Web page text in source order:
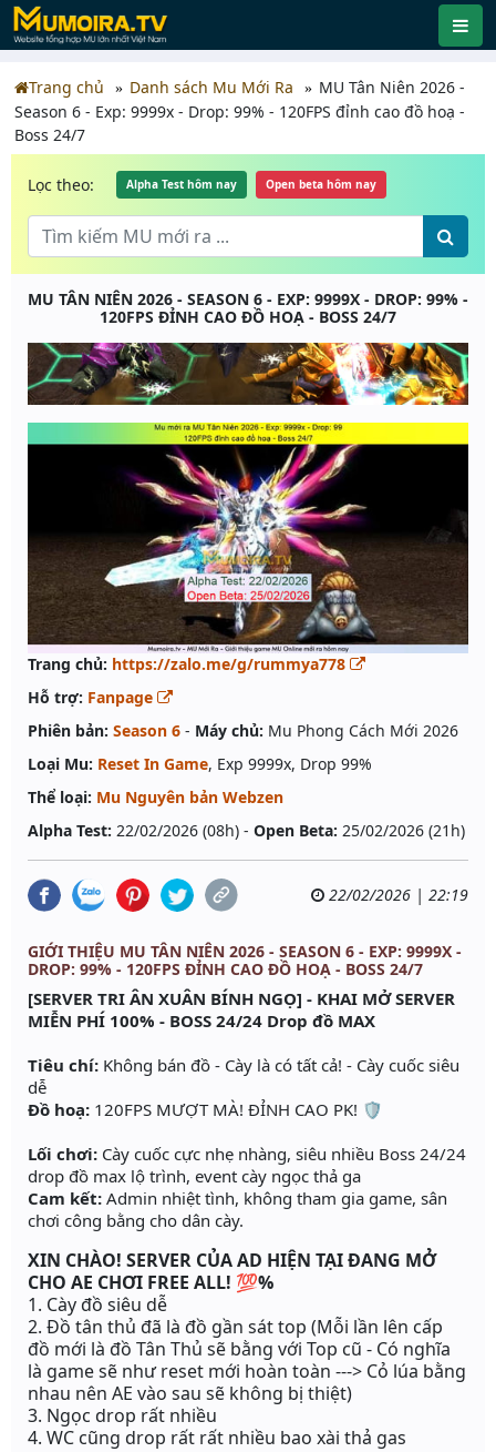
Trang chủ Danh sách Mu Mới Ra
MU Tân Niên 2026 -
Season 6 - Exp: 9999x - Drop: 99% - 120FPS đỉnh cao đồ hoạ -
Boss 24/7
Lọc theo: Alpha Test hôm nay Open beta hôm nay
MU TÂN NIÊN 2026 - SEASON 6 - EXP: 9999X - DROP: 99% -
120FPS ĐỈNH CAO ĐỒ HOẠ - BOSS 24/7
Trang chủ: https://zalo.me/g/rummya778
Hỗ trợ: Fanpage
Phiên bản: Season 6 - Máy chủ: Mu Phong Cách Mới 2026
Loại Mu: Reset In Game, Exp 9999x, Drop 99%
Thể loại: Mu Nguyên bản Webzen
Alpha Test: 22/02/2026 (08h) - Open Beta: 25/02/2026 (21h)
22/02/2026 | 22:19
GIỚI THIỆU MU TÂN NIÊN 2026 - SEASON 6 - EXP: 9999X -
DROP: 99% - 120FPS ĐỈNH CAO ĐỒ HOẠ - BOSS 24/7
[SERVER TRI ÂN XUÂN BÍNH NGỌ] - KHAI MỞ SERVER
MIỄN PHÍ 100% - BOSS 24/24 Drop đồ MAX
Tiêu chí: Không bán đồ - Cày là có tất cả! - Cày cuốc siêu
dễ
Đồ hoạ: 120FPS MƯỢT MÀ! ĐỈNH CAO PK! 🛡️
Lối chơi: Cày cuốc cực nhẹ nhàng, siêu nhiều Boss 24/24
drop đồ max lộ trình, event cày ngọc thả ga
Cam kết: Admin nhiệt tình, không tham gia game, sân
chơi công bằng cho dân cày.
XIN CHÀO! SERVER CỦA AD HIỆN TẠI ĐANG MỞ
CHO AE CHƠI FREE ALL! 💯%
1. Cày đồ siêu dễ
2. Đồ tân thủ đã là đồ gần sát top (Mỗi lần lên cấp
đồ mới là đồ Tân Thủ sẽ bằng với Top cũ - Có nghĩa
là game sẽ như reset mới hoàn toàn ---> Cỏ lúa bằng
nhau nên AE vào sau sẽ không bị thiệt)
3. Ngọc drop rất nhiều
4. WC cũng drop rất rất nhiều bao xài thả gas